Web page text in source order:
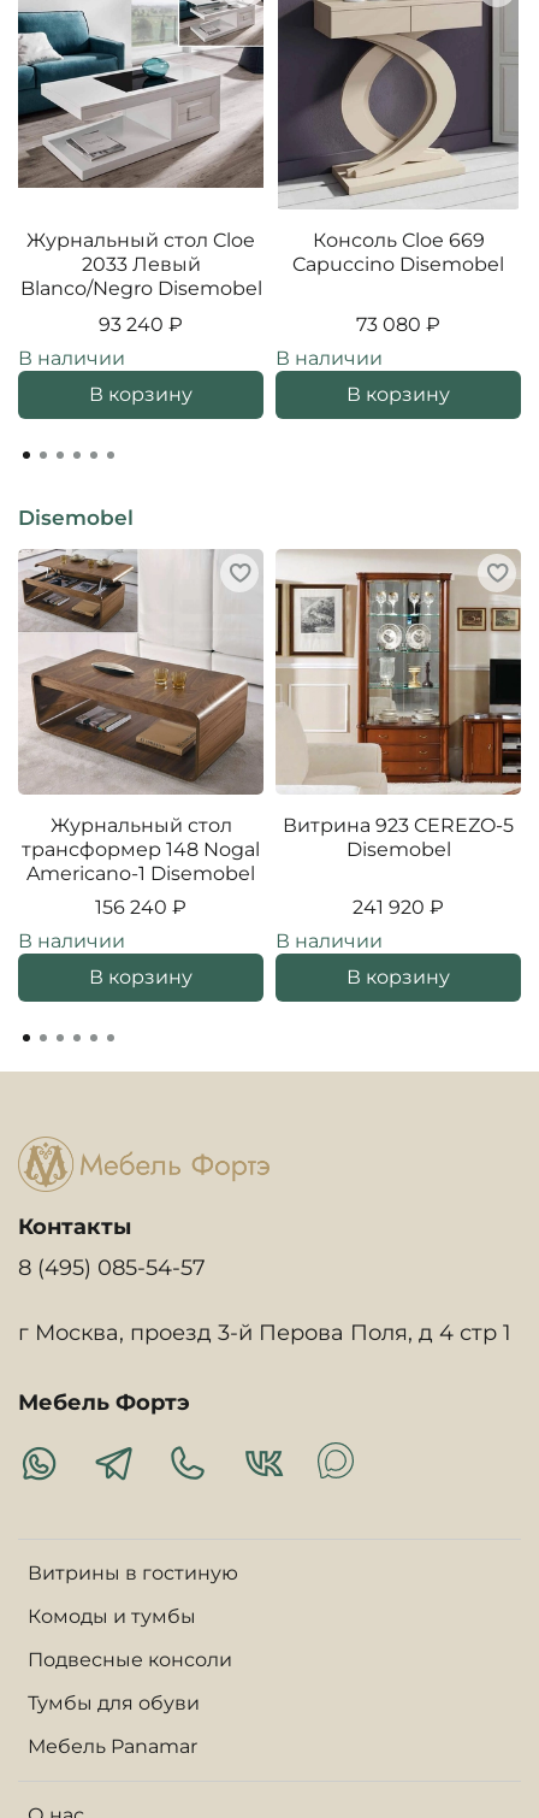
Журнальный стол Cloe
2033 Левый
Blanco/Negro Disemobel
93 240 ₽
В наличии
В корзину
Консоль Cloe 669
Capuccino Disemobel
73 080 ₽
В наличии
В корзину
Disemobel
Журнальный стол
трансформер 148 Nogal
Americano-1 Disemobel
156 240 ₽
В наличии
В корзину
Витрина 923 CEREZO-5
Disemobel
241 920 ₽
В наличии
В корзину
Витрины в гостиную
Комоды и тумбы
Подвесные консоли
Тумбы для обуви
Мебель Panamar
Контакты
8 (495) 085-54-57
г Москва, проезд 3-й Перова Поля, д 4 стр 1
Мебель Фортэ